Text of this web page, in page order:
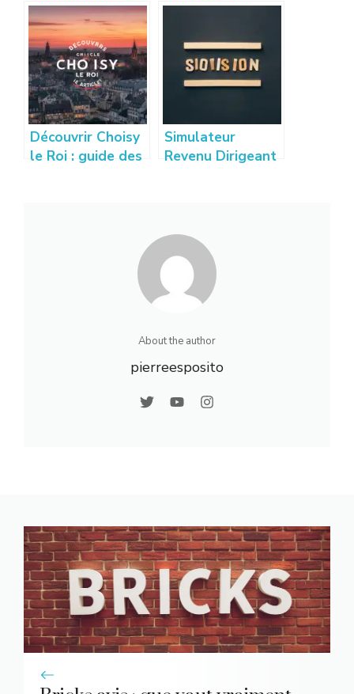
pour vendre son
appartement
rapidement
bien calculer et
droits
Découvrir Choisy
le Roi : guide des
Simulateur
Revenu Dirigeant
entreprise-
france.com
About the author
pierreesposito